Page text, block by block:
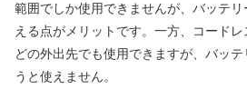
範囲でしか使用できませんが、バッテ
える点がメリットです。一方、コード
どの外出先でも使用できますが、バッ
うと使えません。